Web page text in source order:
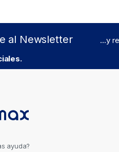
al Newsletter ...y
ayuda?